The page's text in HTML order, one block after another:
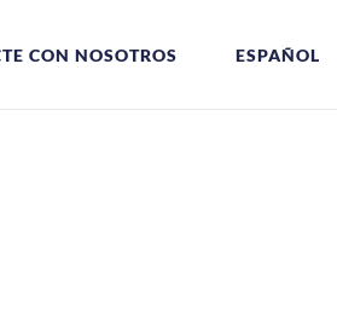
CON NOSOTROS ESPAÑOL